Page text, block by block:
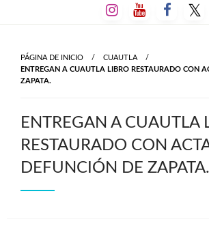
al
PÁGINA DE INICIO
CUAUTLA
ENTREGAN A CUAUTLA LIBRO RESTAURADO CON
ZAPATA.
ENTREGAN A CUAUTLA
RESTAURADO CON
DEFUNCIÓN DE ZAPATA.